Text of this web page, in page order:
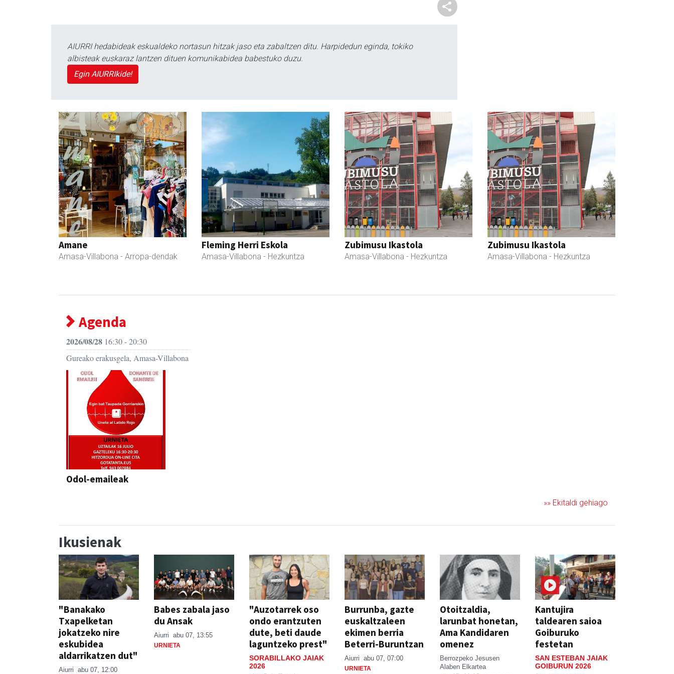
AIURRI hedabideak eskualdeko nortasun hitzak jaso eta zabaltzen ditu. Harpidedun eginda, tokiko
albisteak euskaraz lantzen dituen komunikabidea babestuko duzu.
Egin AIURRIkide!
Amane
Amasa-Villabona - Arropa-dendak
Fleming Herri Eskola
Amasa-Villabona - Hezkuntza
Zubimusu Ikastola
Amasa-Villabona - Hezkuntza
Zubimusu Ikastola
Amasa-Villabona - Hezkuntza
Agenda
2026/08/28 16:30 - 20:30
Gureako erakusgela, Amasa-Villabona
Odol-emaileak
»» Ekitaldi gehiago
Ikusienak
"Banakako
Txapelketan
jokatzeko nire
eskubidea
aldarrikatzen dut"
Aiurri abu 07, 12:00
Babes zabala jaso
du Ansak
Aiurri abu 07, 13:55
URNIETA
"Auzotarrek oso
ondo erantzuten
dute, beti daude
laguntzeko prest"
SORABILLAKO JAIAK
2026
Burrunba, gazte
euskaltzaleen
ekimen berria
Beterri-Buruntzan
Aiurri abu 07, 07:00
URNIETA
Otoitzaldia,
larunbat honetan,
Ama Kandidaren
omenez
Berrozpeko Jesusen
Alaben Elkartea
Kantujira
taldearen saioa
Goiburuko
festetan
SAN ESTEBAN JAIAK
GOIBURUN 2026